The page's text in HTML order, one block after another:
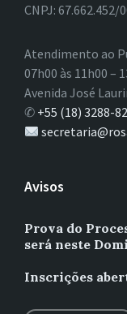
CNPJ: 67.662.452/
Atendimento ao
07h00 às 11h00 –
Avenida José
✆ +55 (18) 3288-
Avisos
Prova do
será neste
Inscrições